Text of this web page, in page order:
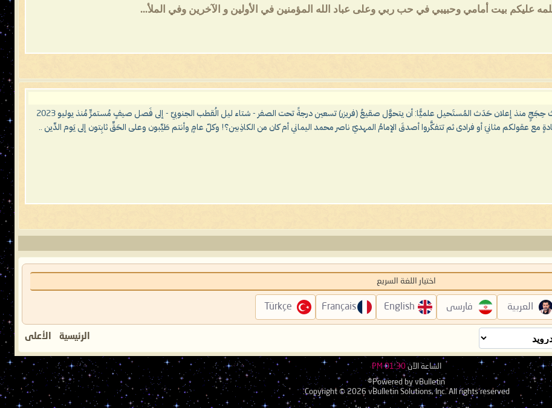
عليكم بيت أمامي وحبيبي في حب ربي وعلى عباد الله المؤمنين في الأولين و الآخرين وفي الملأ...
يا معشَر البشَر، لقد انقضت ثلاث حِجَجٍ منذ إعلان حَدَث المُستَحيل علميًّا: أن يتحوَّل صقيعُ (فريزر) تسعين درجةً تحت الصفر - شتاء ليل الُقطب الجنوبيّ - إلى فَصل صيفٍ مُستمرٍّ مُنذ يوليو 2023
اختيار اللغة السريع
العربية فارسی English
Français
Türkçe
الرئيسية الأعلى
الساعة الآن01:30 PM
Powered by vBulletin®
Copyright © 2026 vBulletin Solutions, Inc. All rights reserved.